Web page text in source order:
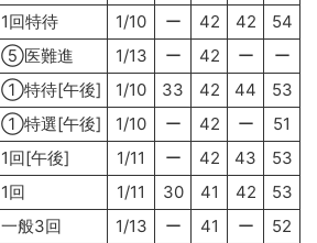
1回特待 1/10 ー 42 42
54
⑤医難進 1/13 ー 42 ー
ー
①特待[午後] 1/10 33 42 44
53
①特選[午後] 1/10 ー 42 ー
51
1回[午後] 1/11 ー 42 43
53
1回 1/11 30 41 42
53
一般3回 1/13 ー 41 ー
52